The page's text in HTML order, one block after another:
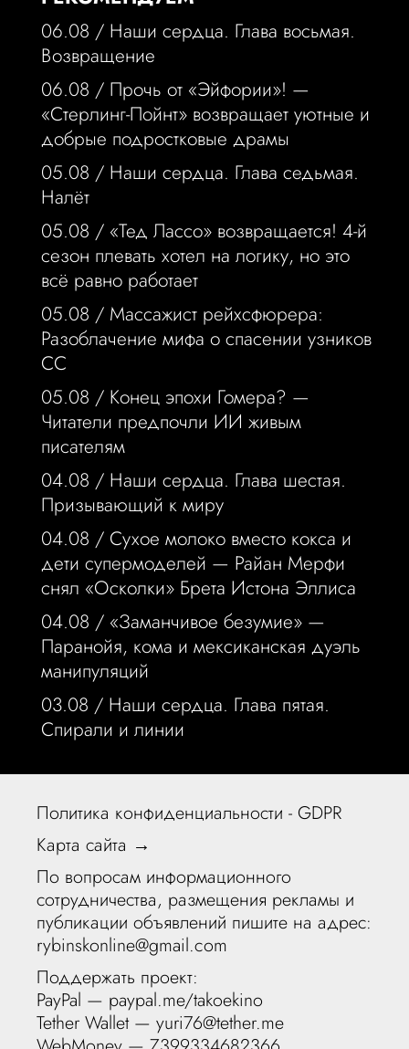
06.08 / Наши сердца. Глава восьмая.
Возвращение
06.08 / Прочь от «Эйфории»! —
«Стерлинг-Пойнт» возвращает уютные и
добрые подростковые драмы
05.08 / Наши сердца. Глава седьмая.
Налёт
05.08 / «Тед Лассо» возвращается! 4-й
сезон плевать хотел на логику, но это
всё равно работает
05.08 / Массажист рейхсфюрера:
Разоблачение мифа о спасении узников
СС
05.08 / Конец эпохи Гомера? —
Читатели предпочли ИИ живым
писателям
04.08 / Наши сердца. Глава шестая.
Призывающий к миру
04.08 / Сухое молоко вместо кокса и
дети супермоделей — Райан Мерфи
снял «Осколки» Брета Истона Эллиса
04.08 / «Заманчивое безумие» —
Паранойя, кома и мексиканская дуэль
манипуляций
03.08 / Наши сердца. Глава пятая.
Спирали и линии
Политика конфиденциальности - GDPR
Карта сайта →
По вопросам информационного
сотрудничества, размещения рекламы и
публикации объявлений пишите на адрес:
rybinskonline@gmail.com
Поддержать проект:
PayPal — paypal.me/takoekino
Tether Wallet — yuri76@tether.me